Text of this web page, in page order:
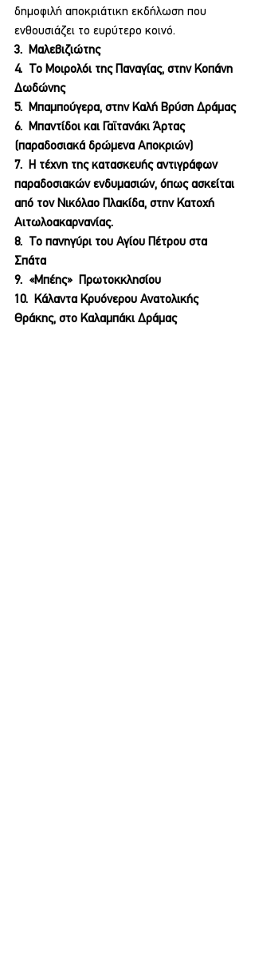
δημοφιλή αποκριάτικη εκδήλωση που
ενθουσιάζει το ευρύτερο κοινό.
3.  Μαλεβιζιώτης
4.  Το Μοιρολόι της Παναγίας, στην Κοπάνη
Δωδώνης
5.  Μπαμπούγερα, στην Καλή Βρύση Δράμας
6.  Μπαντίδοι και Γαϊτανάκι Άρτας
(παραδοσιακά δρώμενα Αποκριών)
7.  Η τέχνη της κατασκευής αντιγράφων
παραδοσιακών ενδυμασιών, όπως ασκείται
από τον Νικόλαο Πλακίδα, στην Κατοχή
Αιτωλοακαρνανίας.
8.  Το πανηγύρι του Αγίου Πέτρου στα
Σπάτα
9.  «Μπέης»  Πρωτοκκλησίου
10.  Κάλαντα Κρυόνερου Ανατολικής
Θράκης, στο Καλαμπάκι Δράμας